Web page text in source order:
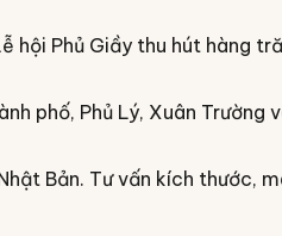
Phủ Giầy thu hút hàng
phố, Phủ Lý, Xuân Trường
Bản. Tư vấn kích thước,